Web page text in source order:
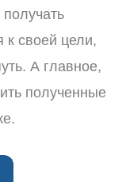
к своей цели,
А главное,
полученные